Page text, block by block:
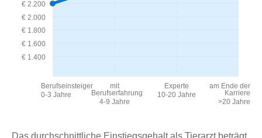
€ 1.400
€ 1.600
€ 1.800
€ 2.000
€ 2.200
Berufseinsteiger
0-3 Jahre
mit
Berufserfahrung
4-9 Jahre
Experte
10-20 Jahre
am Ende der
Karriere
>20 Jahre